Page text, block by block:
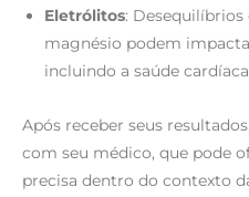
Eletrólitos:
magnésio podem
incluindo a saúde
Após receber seus
com seu médico, que pode
precisa dentro do contexto